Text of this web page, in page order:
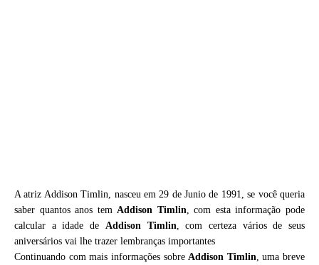
A atriz Addison Timlin, nasceu em 29 de Junio de 1991, se você queria
saber quantos anos temAddison Timlin, com esta informação pode
calcular a idade de Addison Timlin, com certeza vários de seus
aniversários vai lhe trazer lembranças importantes
Continuando com mais informações sobreAddison Timlin, uma breve